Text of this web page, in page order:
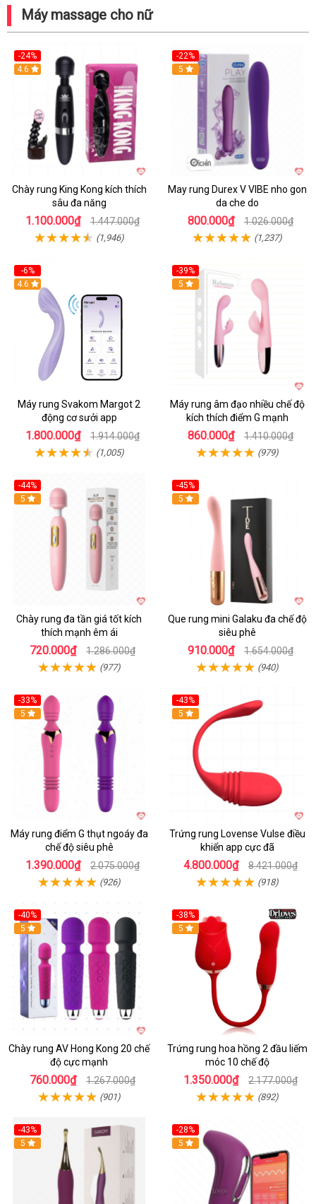
Máy massage cho nữ
-24%
4.6
Chày rung King Kong kích thích
sâu đa năng
1.100.000₫ 1.447.000₫
(1,946)
-22%
Hot
5
May rung Durex V VIBE nho gon
da che do
800.000₫ 1.026.000₫
(1,237)
-6%
4.6
Máy rung Svakom Margot 2
động cơ sưởi app
1.800.000₫ 1.914.000₫
(1,005)
-39%
Hot
5
Máy rung âm đạo nhiều chế độ
kích thích điểm G mạnh
860.000₫ 1.410.000₫
(979)
-44%
Hot
5
Chày rung đa tần giá tốt kích
thích mạnh êm ái
720.000₫ 1.286.000₫
(977)
-45%
Hot
5
Que rung mini Galaku đa chế độ
siêu phê
910.000₫ 1.654.000₫
(940)
-33%
Hot
5
Máy rung điểm G thụt ngoáy đa
chế độ siêu phê
1.390.000₫ 2.075.000₫
(926)
-43%
Hot
5
Trứng rung Lovense Vulse điều
khiển app cực đã
4.800.000₫ 8.421.000₫
(918)
-40%
5
Chày rung AV Hong Kong 20 chế
độ cực mạnh
760.000₫ 1.267.000₫
(901)
-38%
Hot
5
Trứng rung hoa hồng 2 đầu liếm
móc 10 chế độ
1.350.000₫ 2.177.000₫
(892)
-43%
Hot
5
-28%
Hot
5